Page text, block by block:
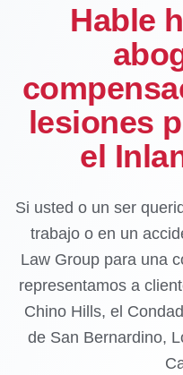
Hable
lesiones
el
Si usted o un ser
trabajo o en un
Law Group para una
representamos a
Chino Hills, el
de San Bernardino,